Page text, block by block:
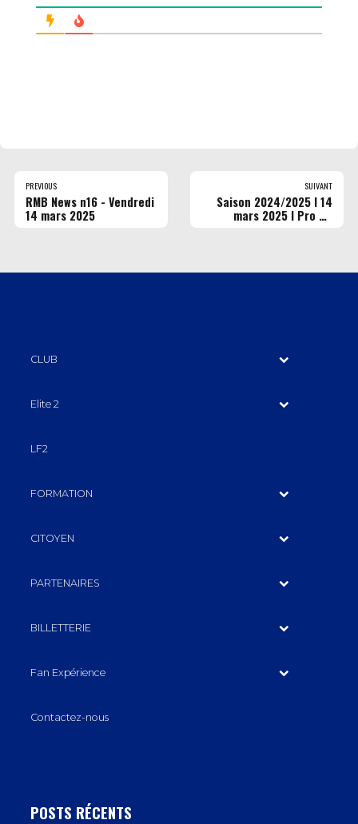
PREVIOUS
RMB News n16 - Vendredi
14 mars 2025
SUIVANT
Saison 2024/2025 I 14
mars 2025 l Pro B l
CLUB
Elite 2
LF2
FORMATION
CITOYEN
PARTENAIRES
BILLETTERIE
Fan Expérience
Contactez-nous
POSTS RÉCENTS